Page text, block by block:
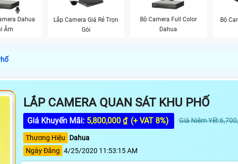
Dahua
Âm
Lắp Camera Giá Rẻ Trọn
Gói
Bộ Camera Full Color
Dahua
Bộ
LẮP CAMERA QUAN SÁT KHU PHỐ
Giá Khuyến Mãi: 5,800,000 ₫ (+ VAT 8%) Giá Niêm
Thương Hiệu
Dahua
Ngày Đăng 4/25/2020 11:53:15 AM